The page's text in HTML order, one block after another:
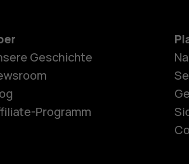
Geschichte
Programm